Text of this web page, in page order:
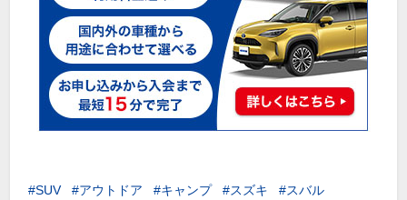
SUV アウトドア キャンプ スズキ スバル